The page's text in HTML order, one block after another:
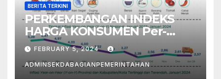
BERITA TERKINI
PERKEMBANGAN INDEKS
HARGA KONSUMEN Per-
Januari 2024
FEBRUARY 5, 2024
ADMINSEKDABAGIANPEMERINTAHAN